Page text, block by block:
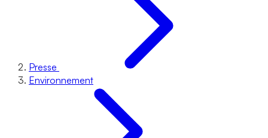
Presse
Environnement